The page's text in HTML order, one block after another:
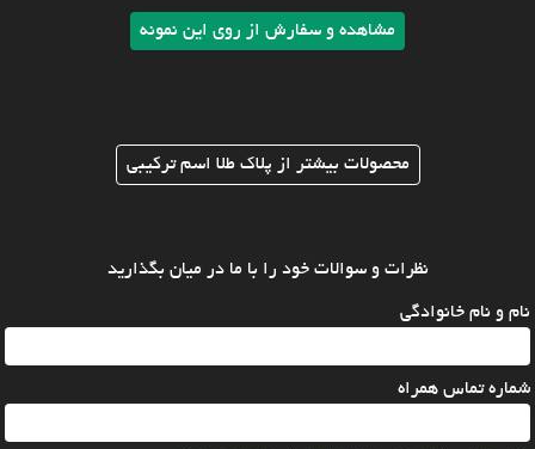
مشاهده و سفارش از روی این نمونه
محصولات بیشتر از پلاک طلا اسم ترکیبی
نظرات و سوالات خود را با ما در میان بگذارید
نام و نام خانوادگی
شماره تماس همراه